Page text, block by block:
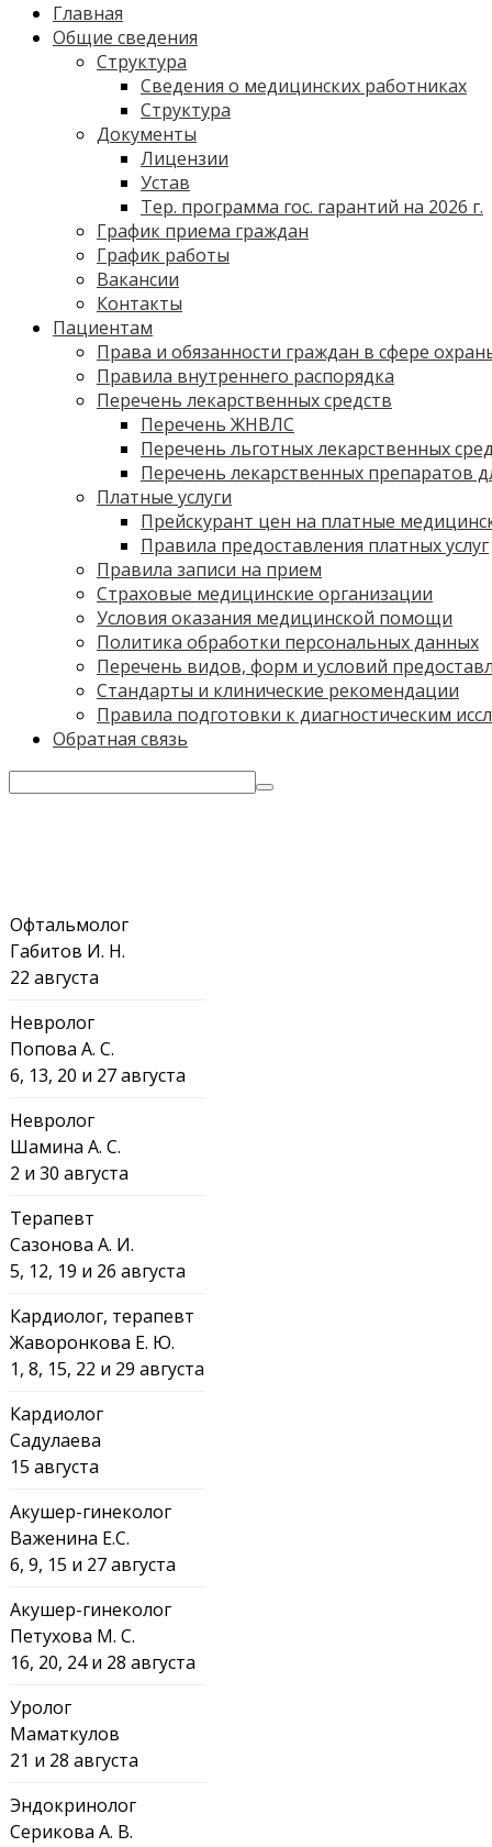
Главная
Общие сведения
Структура
Сведения о медицинских работниках
Структура
Документы
Лицензии
Устав
Тер. программа гос. гарантий на 2026 г.
График приема граждан
График работы
Вакансии
Контакты
Пациентам
Права и обязанности граждан в сфере
Правила внутреннего распорядка
Перечень лекарственных средств
Перечень ЖНВЛС
Перечень льготных лекарственных
Перечень лекарственных препаратов
Платные услуги
Прейскурант цен на платные
Правила предоставления платных услуг
Правила записи на прием
Страховые медицинские организации
Условия оказания медицинской помощи
Политика обработки персональных данных
Перечень видов, форм и условий
Стандарты и клинические рекомендации
Правила подготовки к диагностическим
Обратная связь
Офтальмолог
Габитов И. Н.
22 августа
Невролог
Попова А. С.
6, 13, 20 и 27 августа
Невролог
Шамина А. С.
2 и 30 августа
Терапевт
Сазонова А. И.
5, 12, 19 и 26 августа
Кардиолог, терапевт
Жаворонкова Е. Ю.
1, 8, 15, 22 и 29 августа
Кардиолог
Садулаева
15 августа
Акушер-гинеколог
Важенина Е.С.
6, 9, 15 и 27 августа
Акушер-гинеколог
Петухова М. С.
16, 20, 24 и 28 августа
Уролог
Маматкулов
21 и 28 августа
Эндокринолог
Серикова А. В.